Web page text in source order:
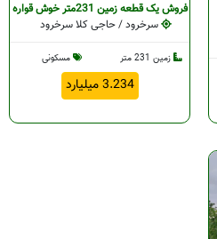
فروش یک قطعه زمین 231متر خوش قواره
سرخرود / حاجی کلا سرخرود
زمین 231 متر مسکونی
3.234 میلیارد